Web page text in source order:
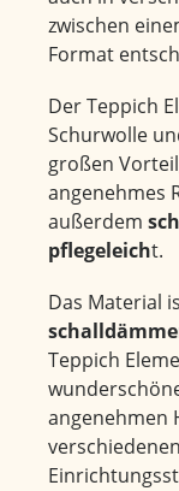
zwischen
Format
Der Teppich
Schurwolle
großen
angenehmes
außerdem
pflegeleicht.
Das Material
Teppich
angenehmen